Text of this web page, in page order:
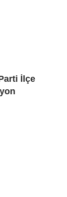
İlçe